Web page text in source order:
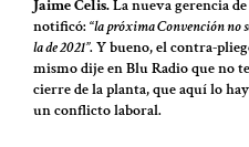
Jaime Celis.La nueva gerencia
notificó: “la próxima Convención no
la de 2021”. Y bueno, el contra-
mismo dije en Blu Radio que no
cierre de la planta, que aquí lo
un conflicto laboral.